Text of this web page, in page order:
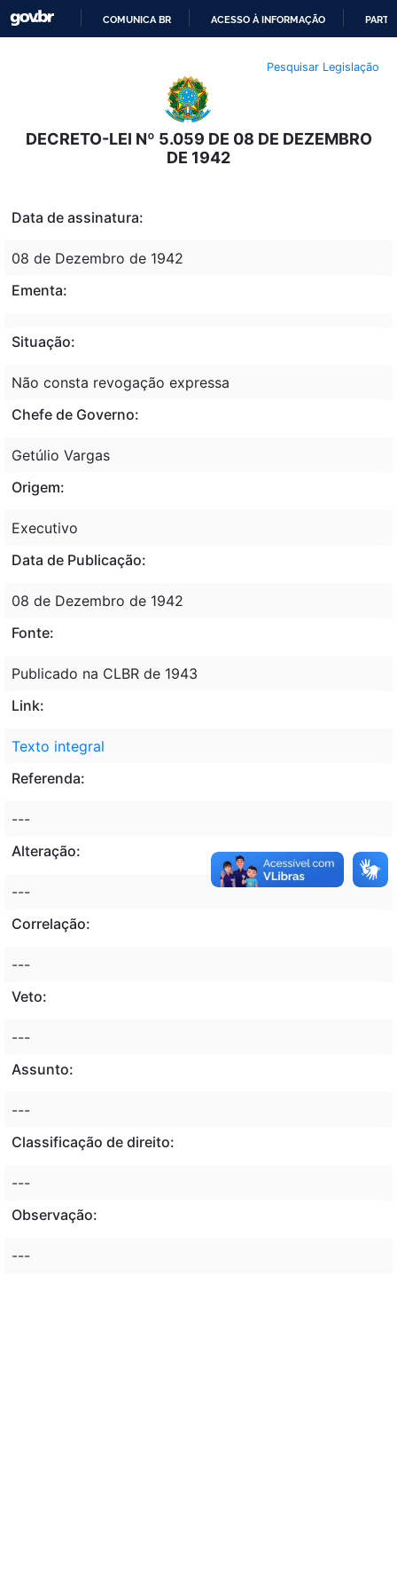
O
CONTEÚDO
COMUNICA BR ACESSO À INFORMAÇÃO
Pesquisar Legislação
DECRETO-LEI Nº 5.059 DE 08 DE DEZEMBRO
DE 1942
Data de assinatura:
08 de Dezembro de 1942
Ementa:
Situação:
Não consta revogação expressa
Chefe de Governo:
Getúlio Vargas
Origem:
Executivo
Data de Publicação:
08 de Dezembro de 1942
Fonte:
Publicado na CLBR de 1943
Link:
Texto integral
Referenda:
---
Alteração:
---
Correlação:
---
Veto:
---
Assunto:
---
Classificação de direito:
---
Observação:
---